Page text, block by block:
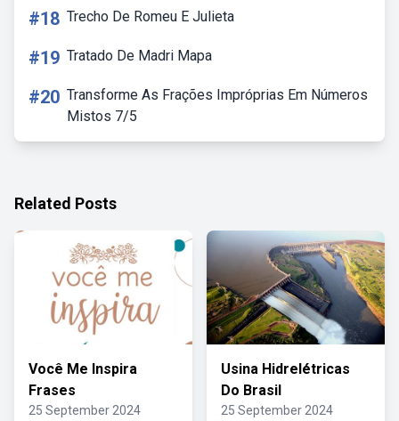
#18 Trecho De Romeu E Julieta
#19 Tratado De Madri Mapa
#20 Transforme As Frações Impróprias Em Números
Mistos 7/5
Related Posts
Você Me Inspira
Frases
25 September 2024
Usina Hidrelétricas
Do Brasil
25 September 2024